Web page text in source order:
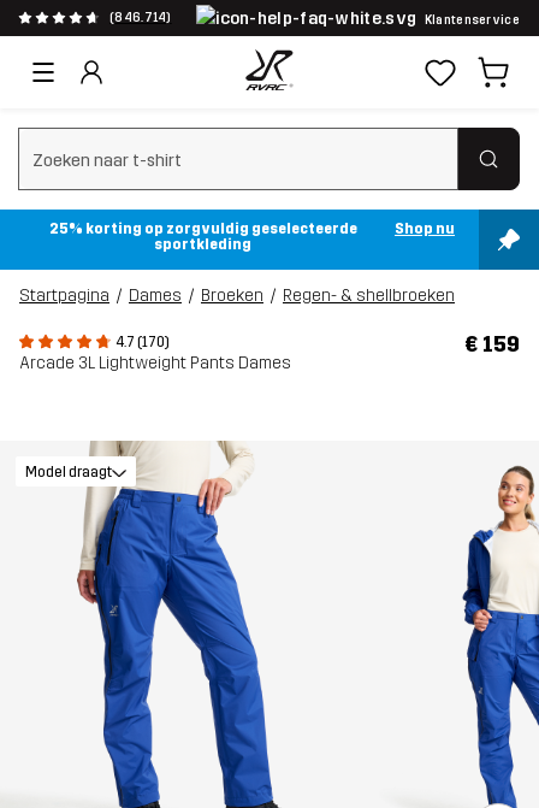
(846.714) Klantenservice
Zoeken wissen
25% korting op zorgvuldig geselecteerde
sportkleding
Shop nu
Startpagina Dames Broeken Regen- & shellbroeken
4.7 (170)
Arcade 3L Lightweight Pants Dames
€ 159
Model draagt